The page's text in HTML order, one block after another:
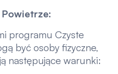
programu Czyste
być osoby fizyczne,
następujące warunki: